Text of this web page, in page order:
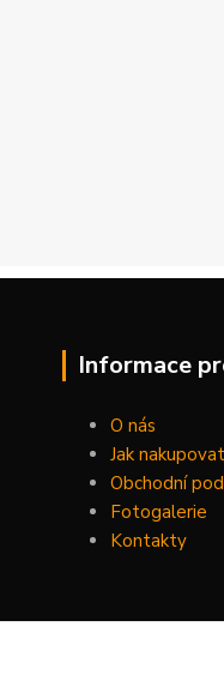
Informace
O nás
Jak nakupovat
Obchodní
Fotogalerie
Kontakty